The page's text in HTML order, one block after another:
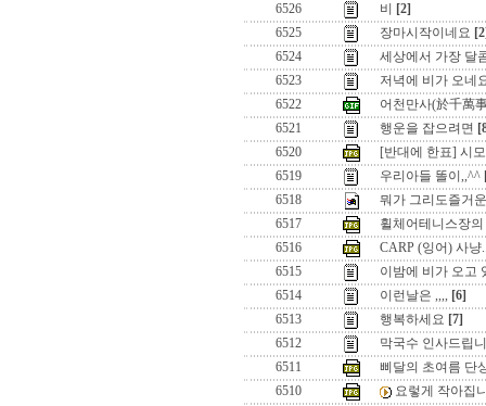
6526
비
[2]
6525
장마시작이네요
6524
세상에서 가장 달
6523
저녁에 비가 오네
6522
어천만사(於千萬
6521
행운을 잡으려면
6520
[반대에 한표] 시
6519
우리아들 똘이,,^^
6518
뭐가 그리도즐거
6517
휠체어테니스장
6516
CARP (잉어) 사냥
6515
이밤에 비가 오고
6514
이런날은 ,,,, [6]
6513
행복하세요 [7]
6512
막국수 인사드립
6511
삐달의 초여름 단
6510
요렇게 작아집